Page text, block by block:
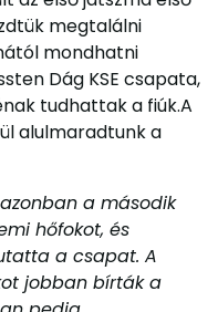
megtalálni
mondhatni
Dág KSE csapata,
tudhattak a fiúk.A
alulmaradtunk a
a második
hőfokot, és
a csapat. A
jobban bírták a